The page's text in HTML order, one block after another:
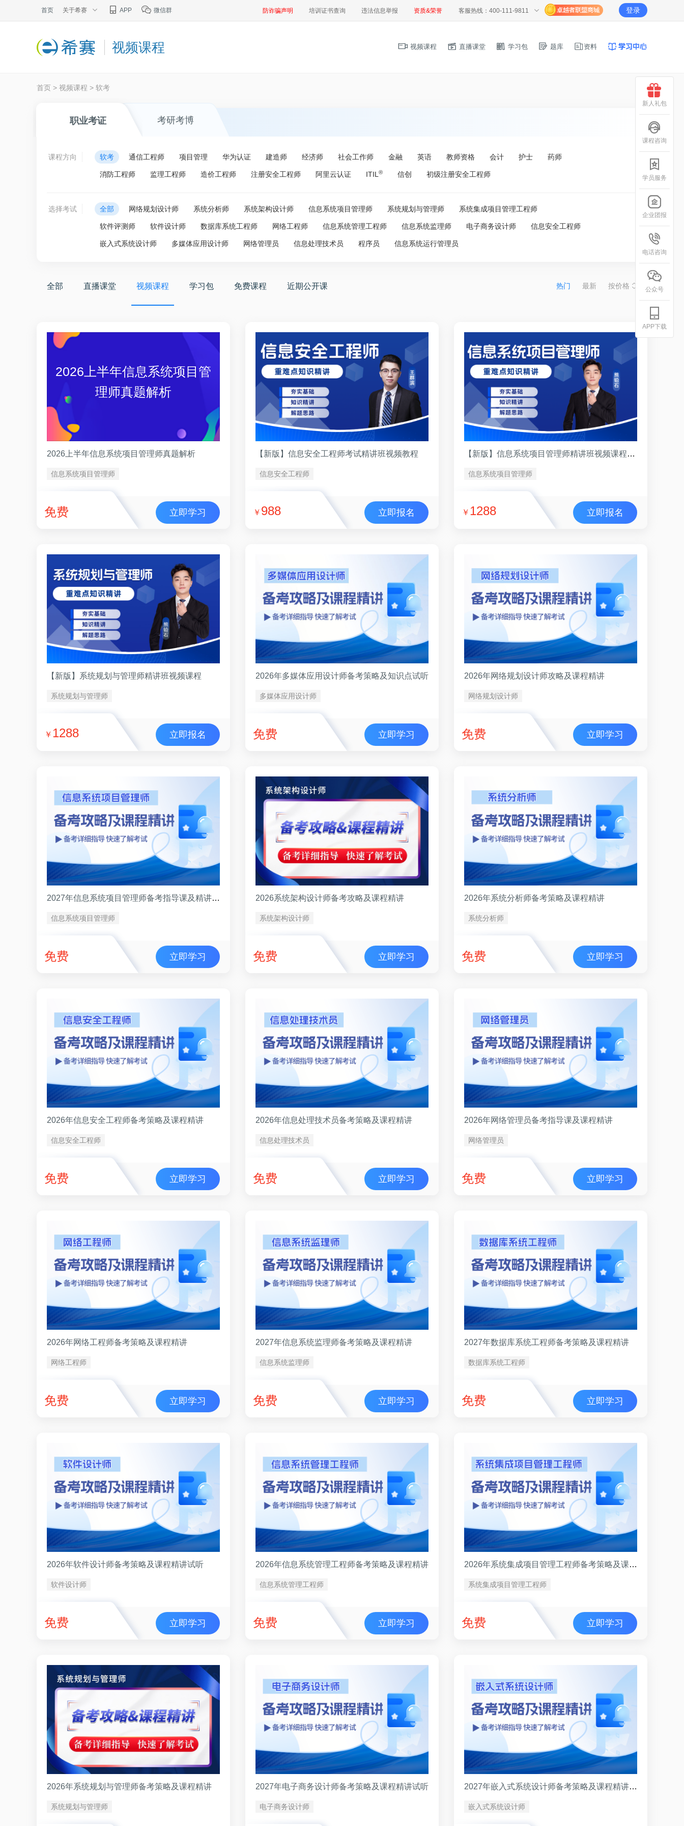
首页 关于希赛 APP 微信群 防诈骗声明 培训证书查询 违法信息举报 资质&荣誉 客服热线：400-111-9811 登录
视频课程 视频课程 直播课堂 学习包 题库 资料
首页 > 视频课程 > 软考
职业考证 考研考博
课程方向 软考 通信工程师 项目管理 华为认证 建造师 经济师 社会工作师 金融 英语 教师资格 会计 护士 药师
消防工程师 监理工程师 造价工程师 注册安全工程师 阿里云认证 ITIL ® 信创 初级注册安全工程师
选择考试 全部 网络规划设计师 系统分析师 系统架构设计师 信息系统项目管理师 系统规划与管理师 系统集成项目管理工程师
软件评测师 软件设计师 数据库系统工程师 网络工程师 信息系统管理工程师 信息系统监理师 电子商务设计师 信息安全工程师
嵌入式系统设计师 多媒体应用设计师 网络管理员 信息处理技术员 程序员 信息系统运行管理员
全部 直播课堂 视频课程 学习包 免费课程 近期公开课 热门 最新 按价格
2026上半年信息系统项目管
理师真题解析
2026上半年信息系统项目管理师真题解析
信息系统项目管理师
免费 立即学习
【新版】信息安全工程师考试精讲班视频教程
信息安全工程师
￥ 988 立即报名
【新版】信息系统项目管理师精讲班视频课程（熊铅石讲师）
信息系统项目管理师
￥ 1288 立即报名
【新版】系统规划与管理师精讲班视频课程
系统规划与管理师
￥ 1288 立即报名
2026年多媒体应用设计师备考策略及知识点试听
多媒体应用设计师
免费 立即学习
2026年网络规划设计师攻略及课程精讲
网络规划设计师
免费 立即学习
2027年信息系统项目管理师备考指导课及精讲试听
信息系统项目管理师
免费 立即学习
2026系统架构设计师备考攻略及课程精讲
系统架构设计师
免费 立即学习
2026年系统分析师备考策略及课程精讲
系统分析师
免费 立即学习
2026年信息安全工程师备考策略及课程精讲
信息安全工程师
免费 立即学习
2026年信息处理技术员备考策略及课程精讲
信息处理技术员
免费 立即学习
2026年网络管理员备考指导课及课程精讲
网络管理员
免费 立即学习
2026年网络工程师备考策略及课程精讲
网络工程师
免费 立即学习
2027年信息系统监理师备考策略及课程精讲
信息系统监理师
免费 立即学习
2027年数据库系统工程师备考策略及课程精讲
数据库系统工程师
免费 立即学习
2026年软件设计师备考策略及课程精讲试听
软件设计师
免费 立即学习
2026年信息系统管理工程师备考策略及课程精讲
信息系统管理工程师
免费 立即学习
2026年系统集成项目管理工程师备考策略及课程精讲
系统集成项目管理工程师
免费 立即学习
2026年系统规划与管理师备考策略及课程精讲
系统规划与管理师
2027年电子商务设计师备考策略及课程精讲试听
电子商务设计师
2027年嵌入式系统设计师备考策略及课程精讲试听
嵌入式系统设计师
新人礼包
课程咨询
学员服务
企业团报
电话咨询
公众号
APP下载